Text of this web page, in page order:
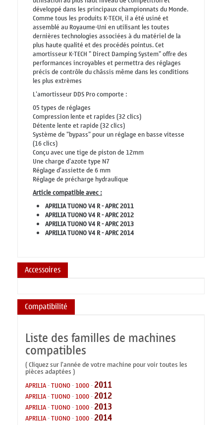
développé dans les principaux championnats du Monde.
Comme tous les produits K-TECH, il a été usiné et
assemblé au Royaume-Uni en utilisant les toutes
dernières technologies associées à du matériel de la
plus haute qualité et des procédés pointus. Cet
amortisseur K-TECH " Direct Damping System" offre des
performances incroyables et permettra des réglages
précis de contrôle du châssis même dans les conditions
les plus extrèmes
L'amortisseur DDS Pro comporte :
05 types de réglages
Compression lente et rapides (32 clics)
Détente lente et rapide (32 clics)
Système de "bypass" pour un réglage en basse vitesse
(16 clics)
Conçu avec une tige de piston de 12mm
Une charge d'azote type N7
Réglage d'assiette de 6 mm
Réglage de précharge hydraulique
Article compatible avec :
APRILIA TUONO V4 R - APRC 2011
APRILIA TUONO V4 R - APRC 2012
APRILIA TUONO V4 R - APRC 2013
APRILIA TUONO V4 R - APRC 2014
Accessoires
Compatibilité
Liste des familles de machines
compatibles
( Cliquez sur l'année de votre machine pour voir toutes les
pièces adaptées )
APRILIA-TUONO-1000-2011
APRILIA-TUONO-1000-2012
APRILIA-TUONO-1000-2013
APRILIA-TUONO-1000-2014